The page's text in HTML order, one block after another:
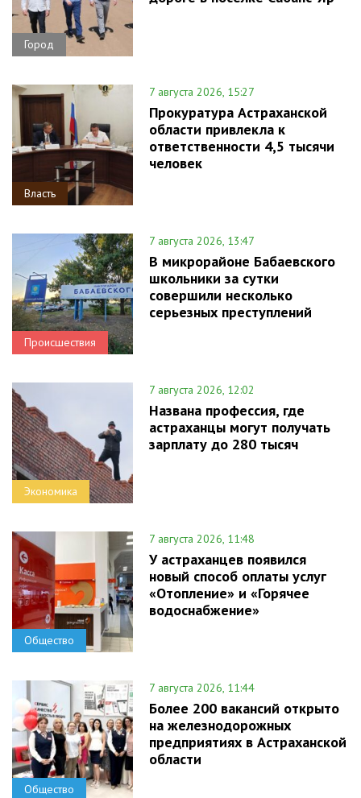
Город
Власть
7 августа 2026, 15:27
Прокуратура Астраханской
области привлекла к
ответственности 4,5 тысячи
человек
Происшествия
7 августа 2026, 13:47
В микрорайоне Бабаевского
школьники за сутки
совершили несколько
серьезных преступлений
Экономика
7 августа 2026, 12:02
Названа профессия, где
астраханцы могут получать
зарплату до 280 тысяч
Общество
7 августа 2026, 11:48
У астраханцев появился
новый способ оплаты услуг
«Отопление» и «Горячее
водоснабжение»
Общество
7 августа 2026, 11:44
Более 200 вакансий открыто
на железнодорожных
предприятиях в Астраханской
области